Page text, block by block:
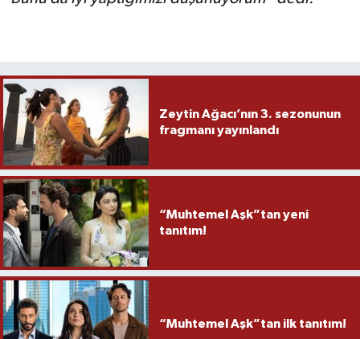
Zeytin Ağacı’nın 3. sezonunun
fragmanı yayınlandı
“Muhtemel Aşk”tan yeni
tanıtım!
“Muhtemel Aşk”tan ilk tanıtım!